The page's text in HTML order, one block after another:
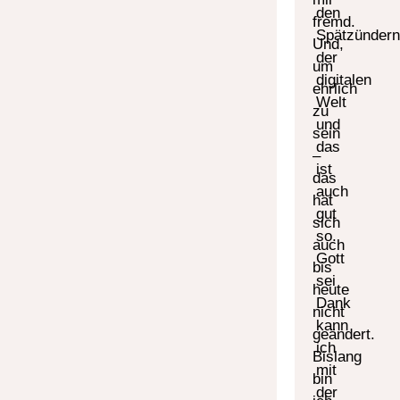
fremd.
Und,
um
ehrlich
zu
sein
–
das
hat
sich
auch
bis
heute
nicht
geändert.
Bislang
bin
den
Spätzündern
der
digitalen
Welt
und
das
ist
auch
gut
so.
Gott
sei
Dank
kann
ich
mit
der